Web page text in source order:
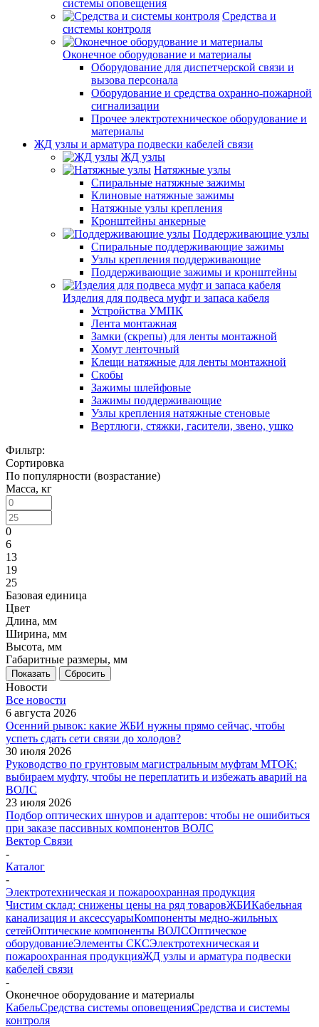
системы оповещения
Средства и
системы контроля
Оконечное оборудование и материалы
Оборудование для диспетчерской связи и
вызова персонала
Оборудование и средства охранно-пожарной
сигнализации
Прочее электротехническое оборудование и
материалы
ЖД узлы и арматура подвески кабелей связи
ЖД узлы
Натяжные узлы
Спиральные натяжные зажимы
Клиновые натяжные зажимы
Натяжные узлы крепления
Кронштейны анкерные
Поддерживающие узлы
Спиральные поддерживающие зажимы
Узлы крепления поддерживающие
Поддерживающие зажимы и кронштейны
Изделия для подвеса муфт и запаса кабеля
Устройства УМПК
Лента монтажная
Замки (скрепы) для ленты монтажной
Хомут ленточный
Клещи натяжные для ленты монтажной
Скобы
Зажимы шлейфовые
Зажимы поддерживающие
Узлы крепления натяжные стеновые
Вертлюги, стяжки, гасители, звено, ушко
Фильтр:
Сортировка
По популярности (возрастание)
Масса, кг
0
6
13
19
25
Базовая единица
Цвет
Длина, мм
Ширина, мм
Высота, мм
Габаритные размеры, мм
Показать Сбросить
Новости
Все новости
6 августа 2026
Осенний рывок: какие ЖБИ нужны прямо сейчас, чтобы
успеть сдать сети связи до холодов?
30 июля 2026
Руководство по грунтовым магистральным муфтам МТОК:
выбираем муфту, чтобы не переплатить и избежать аварий на
ВОЛС
23 июля 2026
Подбор оптических шнуров и адаптеров: чтобы не ошибиться
при заказе пассивных компонентов ВОЛС
Вектор Связи
-
Каталог
-
Электротехническая и пожароохранная продукция
Чистим склад: снижены цены на ряд товаровЖБИКабельная
канализация и аксессуарыКомпоненты медно-жильных
сетейОптические компоненты ВОЛСОптическое
оборудованиеЭлементы СКСЭлектротехническая и
пожароохранная продукцияЖД узлы и арматура подвески
кабелей связи
-
Оконечное оборудование и материалы
КабельСредства системы оповещенияСредства и системы
контроля